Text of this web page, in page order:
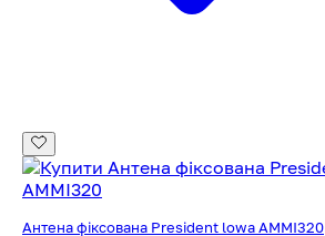
Антена фіксована President lowa AMMI320